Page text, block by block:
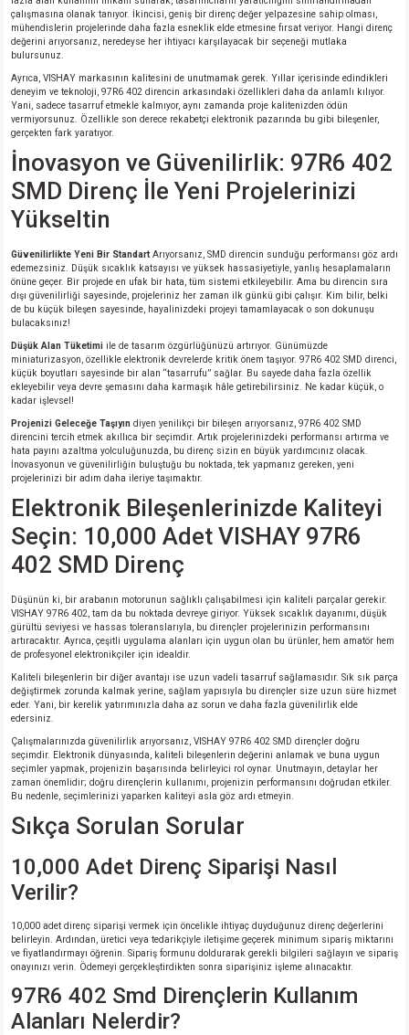
çalışmasına olanak tanıyor. İkincisi, geniş bir direnç değer yelpazesine sahip olması,
mühendislerin projelerinde daha fazla esneklik elde etmesine fırsat veriyor. Hangi direnç
değerini arıyorsanız, neredeyse her ihtiyacı karşılayacak bir seçeneği mutlaka
bulursunuz.
Ayrıca, VISHAY markasının kalitesini de unutmamak gerek. Yıllar içerisinde edindikleri
deneyim ve teknoloji, 97R6 402 direncin arkasındaki özellikleri daha da anlamlı kılıyor.
Yani, sadece tasarruf etmekle kalmıyor, aynı zamanda proje kalitenizden ödün
vermiyorsunuz. Özellikle son derece rekabetçi elektronik pazarında bu gibi bileşenler,
gerçekten fark yaratıyor.
İnovasyon ve Güvenilirlik: 97R6 402
SMD Direnç İle Yeni Projelerinizi
Yükseltin
Güvenilirlikte Yeni Bir Standart Arıyorsanız, SMD direncin sunduğu performansı göz ardı
edemezsiniz. Düşük sıcaklık katsayısı ve yüksek hassasiyetiyle, yanlış hesaplamaların
önüne geçer. Bir projede en ufak bir hata, tüm sistemi etkileyebilir. Ama bu direncin sıra
dışı güvenilirliği sayesinde, projeleriniz her zaman ilk günkü gibi çalışır. Kim bilir, belki
de bu küçük bileşen sayesinde, hayalinizdeki projeyi tamamlayacak o son dokunuşu
bulacaksınız!
Düşük Alan Tüketimi ile de tasarım özgürlüğünüzü artırıyor. Günümüzde
miniaturizasyon, özellikle elektronik devrelerde kritik önem taşıyor. 97R6 402 SMD direnci,
küçük boyutları sayesinde bir alan “tasarrufu” sağlar. Bu sayede daha fazla özellik
ekleyebilir veya devre şemasını daha karmaşık hâle getirebilirsiniz. Ne kadar küçük, o
kadar işlevsel!
Projenizi Geleceğe Taşıyın diyen yenilikçi bir bileşen arıyorsanız, 97R6 402 SMD
direncini tercih etmek akıllıca bir seçimdir. Artık projelerinizdeki performansı artırma ve
hata payını azaltma yolculuğunuzda, bu direnç sizin en büyük yardımcınız olacak.
İnovasyonun ve güvenilirliğin buluştuğu bu noktada, tek yapmanız gereken, yeni
projelerinizi bir adım daha ileriye taşımaktır.
Elektronik Bileşenlerinizde Kaliteyi
Seçin: 10,000 Adet VISHAY 97R6
402 SMD Direnç
Düşünün ki, bir arabanın motorunun sağlıklı çalışabilmesi için kaliteli parçalar gerekir.
VISHAY 97R6 402, tam da bu noktada devreye giriyor. Yüksek sıcaklık dayanımı, düşük
gürültü seviyesi ve hassas toleranslarıyla, bu dirençler projelerinizin performansını
artıracaktır. Ayrıca, çeşitli uygulama alanları için uygun olan bu ürünler, hem amatör hem
de profesyonel elektronikçiler için idealdir.
Kaliteli bileşenlerin bir diğer avantajı ise uzun vadeli tasarruf sağlamasıdır. Sık sık parça
değiştirmek zorunda kalmak yerine, sağlam yapısıyla bu dirençler size uzun süre hizmet
eder. Yani, bir kerelik yatırımınızla daha az sorun ve daha fazla güvenilirlik elde
edersiniz.
Çalışmalarınızda güvenilirlik arıyorsanız, VISHAY 97R6 402 SMD dirençler doğru
seçimdir. Elektronik dünyasında, kaliteli bileşenlerin değerini anlamak ve buna uygun
seçimler yapmak, projenizin başarısında belirleyici rol oynar. Unutmayın, detaylar her
zaman önemlidir; doğru dirençlerin kullanımı, projenizin performansını doğrudan etkiler.
Bu nedenle, seçimlerinizi yaparken kaliteyi asla göz ardı etmeyin.
Sıkça Sorulan Sorular
10,000 Adet Direnç Siparişi Nasıl
Verilir?
10,000 adet direnç siparişi vermek için öncelikle ihtiyaç duyduğunuz direnç değerlerini
belirleyin. Ardından, üretici veya tedarikçiyle iletişime geçerek minimum sipariş miktarını
ve fiyatlandırmayı öğrenin. Sipariş formunu doldurarak gerekli bilgileri sağlayın ve sipariş
onayınızı verin. Ödemeyi gerçekleştirdikten sonra siparişiniz işleme alınacaktır.
97R6 402 Smd Dirençlerin Kullanım
Alanları Nelerdir?